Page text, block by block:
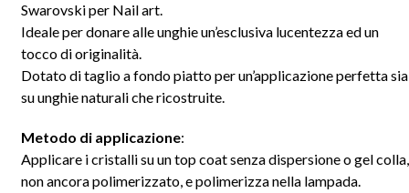
Swarovski per Nail art.
Ideale per donare alle unghie un’esclusiva lucentezza ed un
tocco di originalità.
Dotato di taglio a fondo piatto per un’applicazione perfetta sia
su unghie naturali che ricostruite.
Metodo di applicazione:
Applicare i cristalli su un top coat senza dispersione o gel colla,
non ancora polimerizzato, e polimerizza nella lampada.